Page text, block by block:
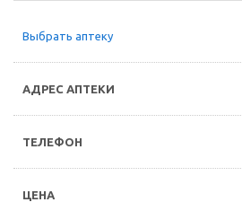
Выбрать аптеку